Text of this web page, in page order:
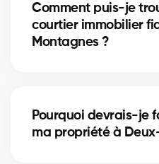
Montagnes en offrant
marché local, en
conditions, et en
Comment puis-je
courtier immobilier
Montagnes ?
professionnels et
vous suffit de remplir
Pourquoi devrais-je
ma propriété à